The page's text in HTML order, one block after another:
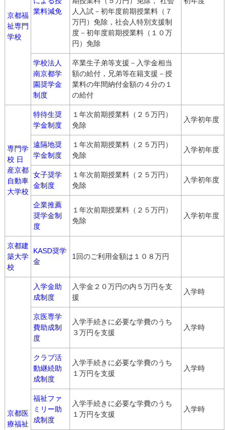
京都福
祉専門
学校
業料減免
人入試－初年度前期授業料（７
万円）免除，社会人特別支援制
度－初年度前期授業料（１０万
円）免除
学校法人
南京都学
園奨学金
制度
卒業生子弟等支援－入学金相当
額の給付，兄弟等在籍支援－授
業料の年間納付金額の４分の１
の給付
専門学
校 日
産京都
自動車
大学校
特待生奨
学金制度
１年次前期授業料（２５万円）
免除
入学初年度
遠隔地奨
学金制度
１年次前期授業料（２５万円）
免除
入学初年度
女子奨学
金制度
１年次前期授業料（２５万円）
免除
入学初年度
企業推薦
奨学金制
度
１年次前期授業料（２５万円）
免除
入学初年度
京都建
築大学
校
KASD奨学
金
1回のご利用金額は１０８万円
京都医
療福祉
入学金助
成制度
入学金２０万円の内５万円を支
援
入学時
京医専学
費助成制
度
入学手続きに必要な学費のうち
３万円を支援
入学時
クラブ活
動継続助
成制度
入学手続きに必要な学費のうち
１万円を支援
入学時
福祉ファ
ミリー助
成制度
入学手続きに必要な学費のうち
１万円を支援
入学時